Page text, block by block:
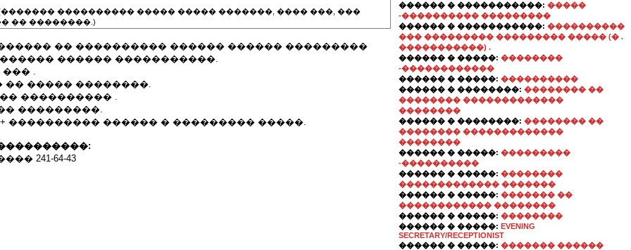
���������� ����� ����� �������, ���� ���, ���
�� ��������.)
�� ���������� ������ ������ ���������
������ �����������.
��� .
�� ����� ��������.
���������� .
���������.
+ ���������� ������ � ��������� �����.
241-64-43
������ � �����������: �����
-���������� ���������
������ � �����������: ����������
��� ��������� ��������� ����� (� .
�����������) .
������ � �����: ��������
-������������
������ � �����: ����������
������ � ��������: �������� ��
�������� �������������
��������
������ � ��������: �������� ��
�������� �������������
��������
������ � �����: ���������
-����������
������ � �����: ��������
������������� �������
������ � �����: ������� ��
������������ ��������
������ � �����: ��������
������ � �����: EVENING
SECRETARY/RECEPTIONIST
������ � �����: ������� ������